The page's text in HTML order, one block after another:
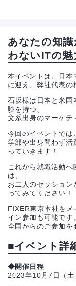
あなたの知
わないITの魅
本イベントは、日本
に迎え、弊社代表の
石坂様は日本と米国
験を持つ、
文系出身のマーケテ
今回のイベントでは
学部や出身問わず活
っていきます！
これから就職活動
は、
お二人のセッション
ってみてください！
FIXER東京本社をメ
イン参加も可能です。
全国からのご参加を
■イベント詳
◆開催日程
2023年10月7日（